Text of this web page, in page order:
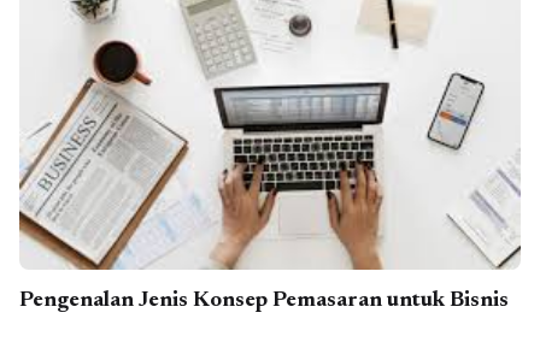
Pengenalan Jenis Konsep Pemasaran untuk Bisnis